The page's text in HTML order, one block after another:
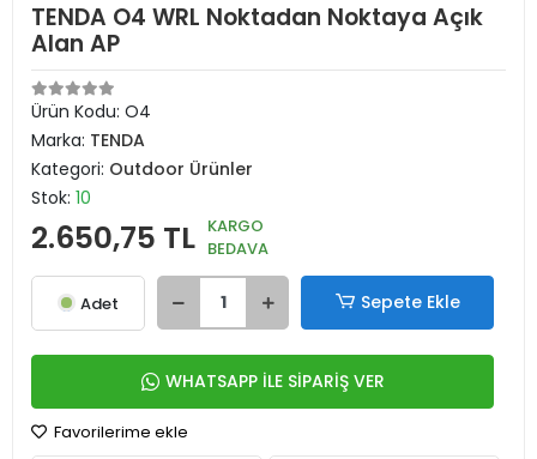
TENDA O4 WRL Noktadan Noktaya Açık
Alan AP
Ürün Kodu: O4
Marka: TENDA
Kategori: Outdoor Ürünler
Stok: 10
2.650,75 TL KARGO
BEDAVA
Adet Sepete Ekle
WHATSAPP İLE SİPARİŞ VER
Favorilerime ekle